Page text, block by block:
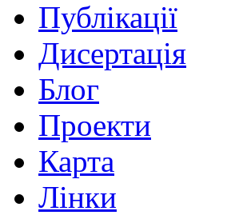
Публікації
Дисертація
Блог
Проекти
Карта
Лінки